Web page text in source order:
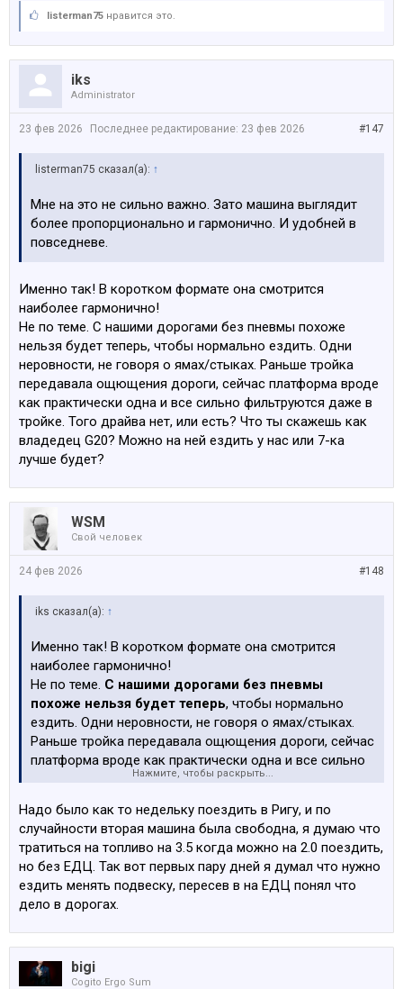
дороже.
Если хотите афтермаркет, но самый-самый аналог
оригинала для G20, то это Bh Sens RDE077V21, он же
73901077, он же HUF 73.901.077.
listerman75 нравится это.
iks
Administrator
#147
23 фев 2026 Последнее редактирование: 23 фев 2026
listerman75 сказал(а): ↑
Мне на это не сильно важно. Зато машина выглядит
более пропорционально и гармонично. И удобней в
повседневе.
Именно так! В коротком формате она смотрится
наиболее гармонично!
Не по теме. С нашими дорогами без пневмы похоже
нельзя будет теперь, чтобы нормально ездить. Одни
неровности, не говоря о ямах/стыках. Раньше тройка
передавала ощющения дороги, сейчас платформа вроде
как практически одна и все сильно фильтруются даже в
тройке. Того драйва нет, или есть? Что ты скажешь как
владедец G20? Можно на ней ездить у нас или 7-ка
лучше будет?
WSM
Свой человек
#148
24 фев 2026
iks сказал(а): ↑
Именно так! В коротком формате она смотрится
наиболее гармонично!
Не по теме. С нашими дорогами без пневмы
похоже нельзя будет теперь, чтобы нормально
ездить. Одни неровности, не говоря о ямах/стыках.
Раньше тройка передавала ощющения дороги, сейчас
платформа вроде как практически одна и все сильно
фильтруются даже в тройке. Того драйва нет, или
ней ездить у нас или 7-ка лучше будет?
Нажмите, чтобы раскрыть...
Надо было как то недельку поездить в Ригу, и по
случайности вторая машина была свободна, я думаю что
тратиться на топливо на 3.5 когда можно на 2.0 поездить,
но без ЕДЦ. Так вот первых пару дней я думал что нужно
ездить менять подвеску, пересев в на ЕДЦ понял что
дело в дорогах.
bigi
Cogito Ergo Sum